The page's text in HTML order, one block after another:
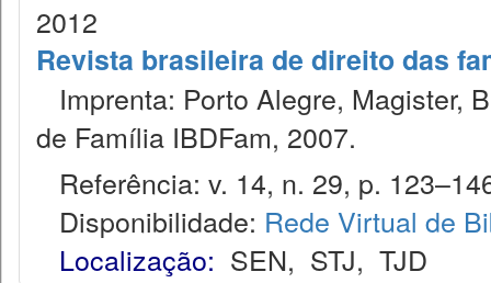
2012
Revista brasileira de direito das
Imprenta: Porto Alegre, Magister,
de Família IBDFam, 2007.
Referência: v. 14, n. 29, p.
Disponibilidade: Rede Virtual de
Localização: SEN, STJ, TJD